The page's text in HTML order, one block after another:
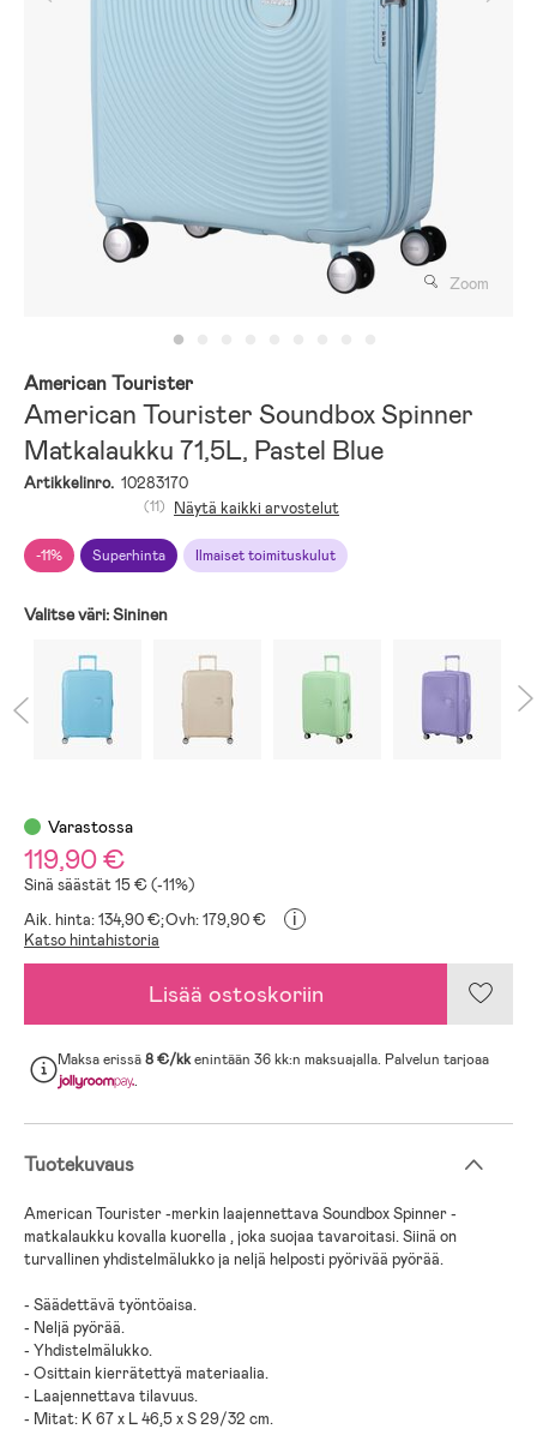
Zoom
American Tourister
American Tourister Soundbox Spinner
Matkalaukku 71,5L, Pastel Blue
Artikkelinro. 10283170
-11% Superhinta Ilmaiset toimituskulut
(11) Näytä kaikki arvostelut
Valitse väri:Sininen
Varastossa
119,90 €
Sinä säästät 15 € (-11%)
Aik. hinta: 134,90 €;Ovh: 179,90 € i
Katso hintahistoria
Lisää ostoskoriin
Maksa erissä8 €/kkenintään 36 kk:n maksuajalla. Palvelun tarjoaa
.
Tuotekuvaus
American Tourister -merkin laajennettava Soundbox Spinner -
matkalaukku kovalla kuorella , joka suojaa tavaroitasi. Siinä on
turvallinen yhdistelmälukko ja neljä helposti pyörivää pyörää.
- Säädettävä työntöaisa.
- Neljä pyörää.
- Yhdistelmälukko.
- Osittain kierrätettyä materiaalia.
- Laajennettava tilavuus.
- Mitat: K 67 x L 46,5 x S 29/32 cm.